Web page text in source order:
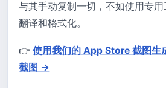
与其手动复制一切，不如使用专
翻译和格式化。
👉使用我们的 App Store 截图生
截图 →